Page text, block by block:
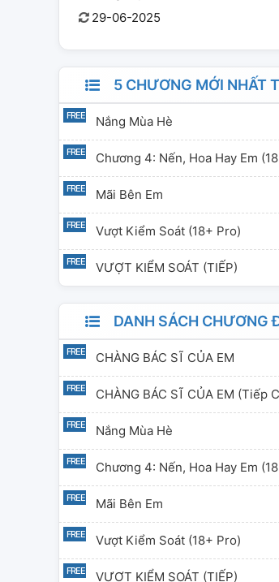
29-06-2025
5 CHƯƠNG MỚI NHẤT
Nắng Mùa Hè
Chương 4: Nến, Hoa Hay Em
Mãi Bên Em
Vượt Kiểm Soát (18+ Pro)
VƯỢT KIỂM SOÁT (TIẾP)
DANH SÁCH CHƯƠNG
CHÀNG BÁC SĨ CỦA EM
CHÀNG BÁC SĨ CỦA EM (tiếp
Nắng Mùa Hè
Chương 4: Nến, Hoa Hay Em
Mãi Bên Em
Vượt Kiểm Soát (18+ Pro)
VƯỢT KIỂM SOÁT (TIẾP)